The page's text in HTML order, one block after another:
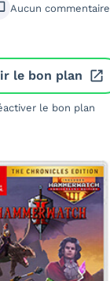
Aucun commentaire
le bon plan
le bon plan